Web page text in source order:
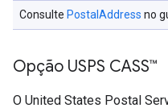
Consulte PostalAddress no
Opção USPS CASS™
O United States Postal